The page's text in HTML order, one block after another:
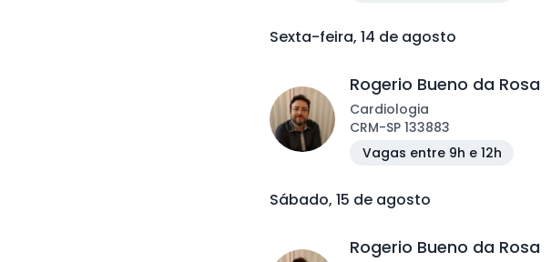
Sexta-feira, 14 de agosto
Rogerio Bueno da Rosa
Cardiologia
CRM-SP 133883
Vagas entre 9h e 12h
Sábado, 15 de agosto
Rogerio Bueno da Rosa